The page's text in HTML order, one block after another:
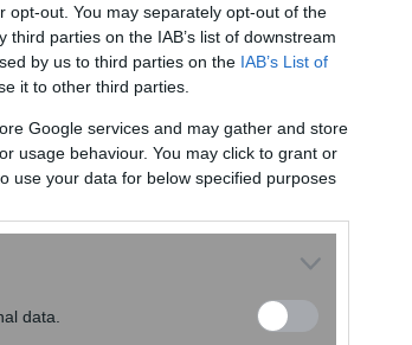
opt-out. You may separately opt-out of the
parties on the IAB’s list of downstream
by us to third parties on the IAB’s List of
it to other third parties.
Google services and may gather and store
usage behaviour. You may click to grant or
use your data for below specified purposes
data.